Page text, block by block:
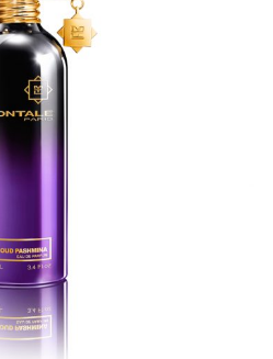
im Ladenlokal
Instagram